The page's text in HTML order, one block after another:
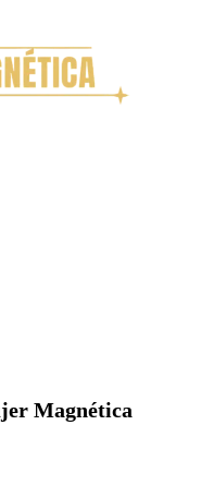
Magnética